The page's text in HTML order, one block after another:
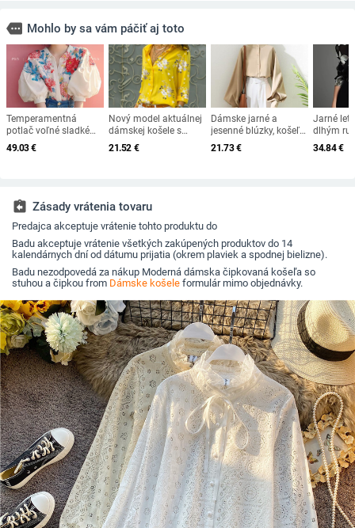
more Mohlo by sa vám páčiť aj toto
Temperamentná
potlač voľné sladké
tričko topy letné nové
krátke rukávy rolák
49.03€
Nový model aktuálnej
dámskej košele s
kvetinovými motívmi
21.52 €
Dámske jarné a
jesenné blúzky, košeľa
s dlhým rukávom a
stojatým golierom,
21.73€
Jarné
dlhým
klopy
34.84€
assignment_return Zásady vrátenia tovaru
Predajca akceptuje vrátenie tohto produktu do
Badu akceptuje vrátenie všetkých zakúpených produktov do 14
kalendárnych dní od dátumu prijatia (okrem plaviek a spodnej bielizne).
Badu nezodpovedá za nákup Moderná dámska čipkovaná košeľa so
stuhou a čipkou from Dámske košele formulár mimo objednávky.